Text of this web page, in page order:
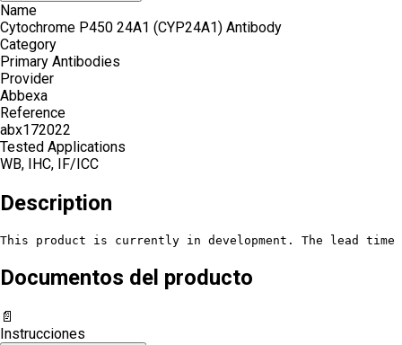
Name
Cytochrome P450 24A1 (CYP24A1) Antibody
Category
Primary Antibodies
Provider
Abbexa
Reference
abx172022
Tested Applications
WB, IHC, IF/ICC
Description
This product is currently in development. The lead
Documentos del producto
📄
Instrucciones